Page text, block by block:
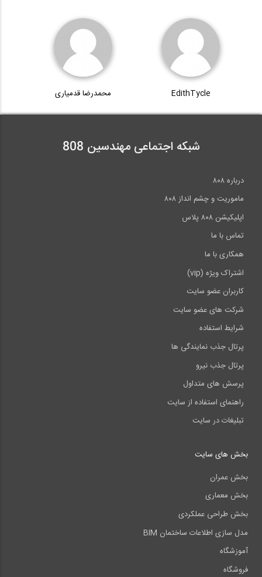
EdithTycle محمدرضا قدمیاری
شبکه اجتماعی مهندسین 808
درباره ۸۰۸
ماموریت و چشم انداز ۸۰۸
اپلیکیشن ۸۰۸ پلاس
تماس با ما
همکاری با ما
اشتراک ویژه (vip)
کاربران عضو سایت
شرکت های عضو سایت
شرایط استفاده
پرتال جذب نمایندگی ها
پرتال جذب نیرو
پرسش های متداول
راهنمای استفاده از سایت
تبلیغات در سایت
بخش های سایت
بخش عمران
بخش معماری
بخش طراحی عملکردی
مدل سازی اطلاعات ساختمان BIM
آموزشگاه
فروشگاه